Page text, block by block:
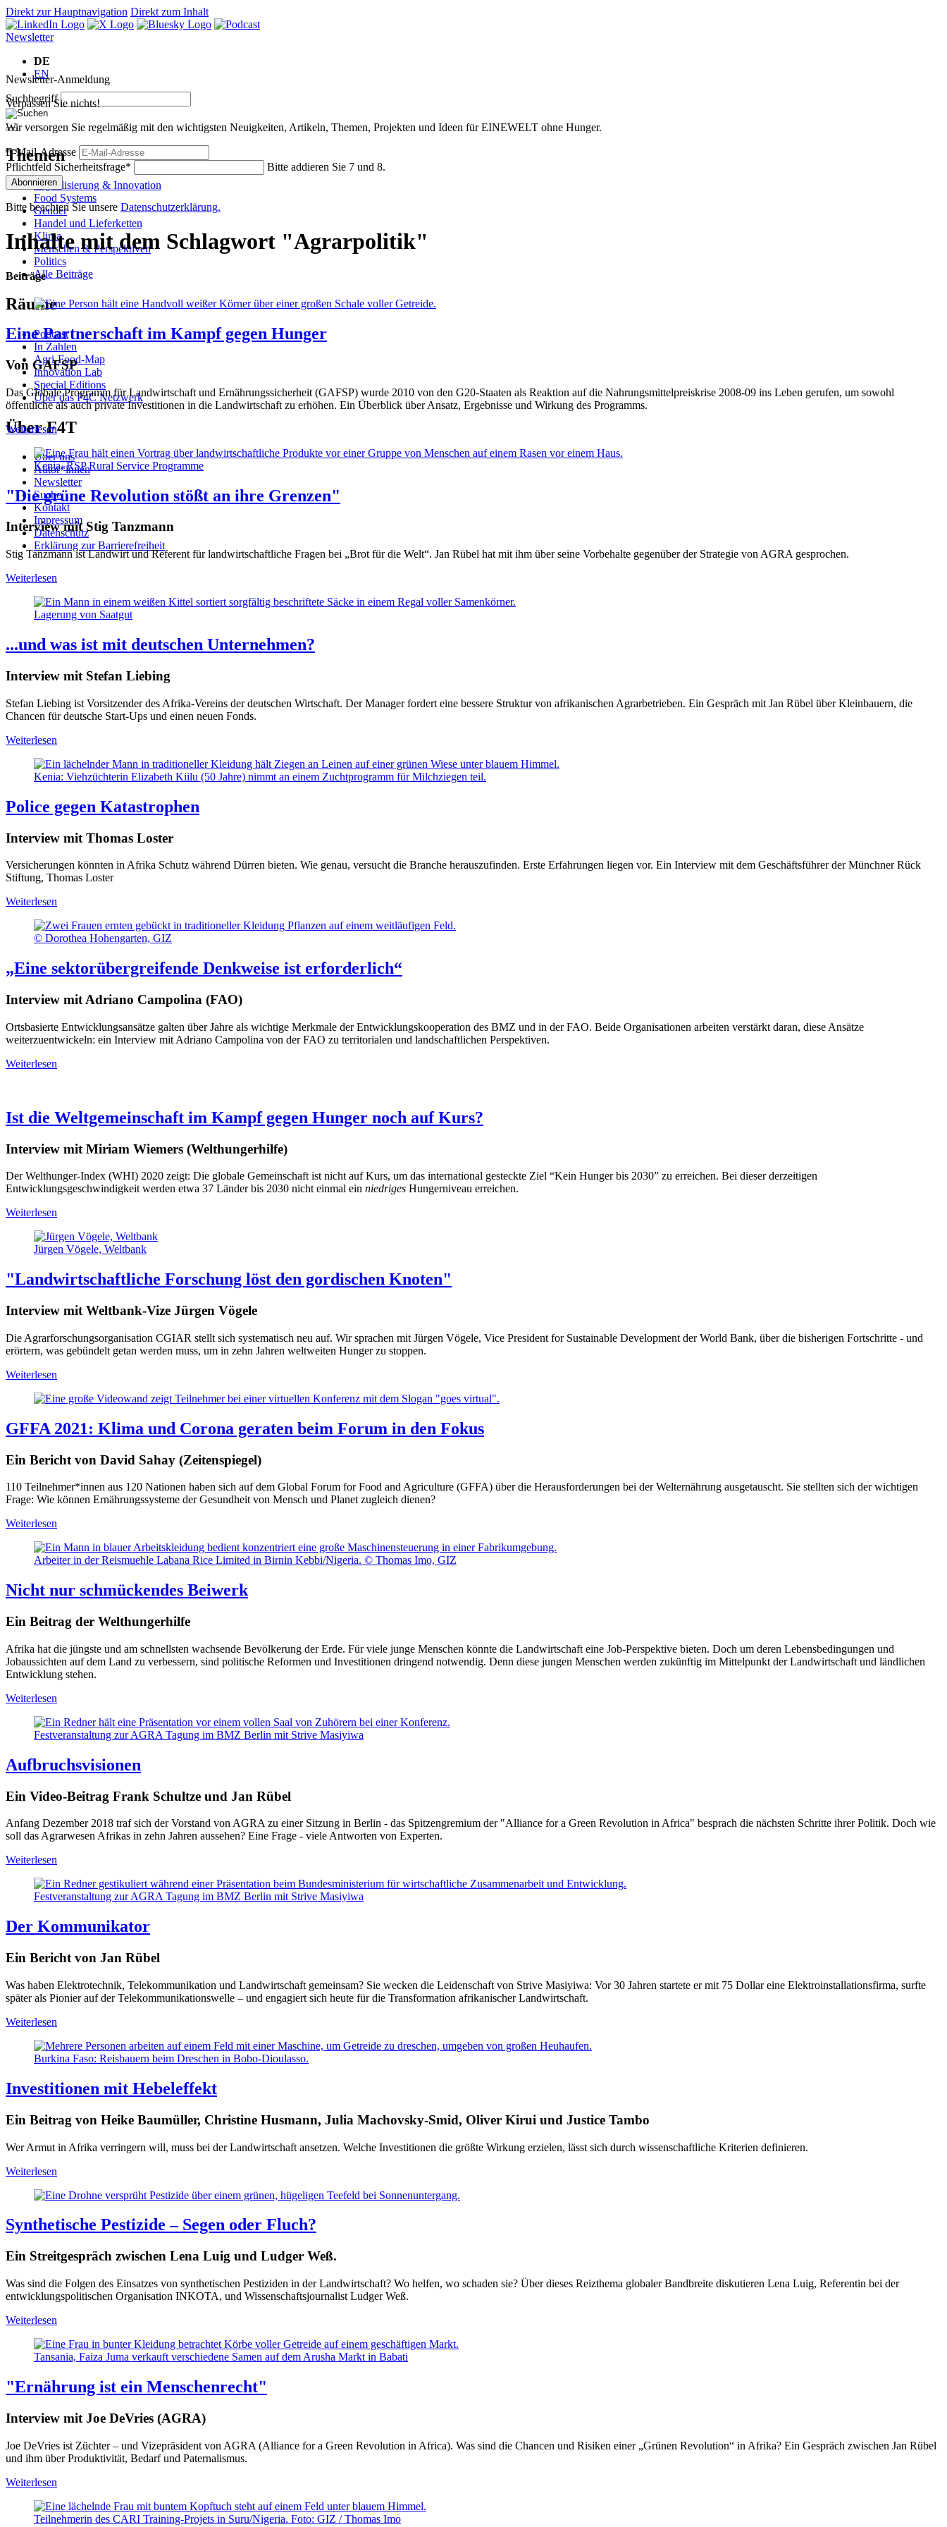
Direkt zur Hauptnavigation Direkt zum Inhalt
Newsletter
DE
EN
Suchbegriff
Themen
Digitalisierung & Innovation
Food Systems
Gender
Handel und Lieferketten
Klima
Menschen & Perspektiven
Politics
Alle Beiträge
Räume
Podcast
In Zahlen
Agri-Food-Map
Innovation Lab
Special Editions
Über das P4C Netzwerk
Über F4T
Über uns
Autor*innen
Newsletter
Suche
Kontakt
Impressum
Datenschutz
Erklärung zur Barrierefreiheit
Newsletter-Anmeldung
Verpassen Sie nichts!
Wir versorgen Sie regelmäßig mit den wichtigsten Neuigkeiten, Artikeln, Themen, Projekten und Ideen für EINEWELT ohne Hunger.
E-Mail-Adresse
Pflichtfeld Sicherheitsfrage* Bitte addieren Sie 7 und 8.
Abonnieren
Bitte beachten Sie unsere Datenschutzerklärung.
Inhalte mit dem Schlagwort "Agrarpolitik"
Beiträge
Eine Partnerschaft im Kampf gegen Hunger
Von GAFSP
Das Globale Programm für Landwirtschaft und Ernährungssicherheit (GAFSP) wurde 2010 von den G20-Staaten als Reaktion auf die Nahrungsmittelpreiskrise 2008-09 ins Leben gerufen, um sowohl
öffentliche als auch private Investitionen in die Landwirtschaft zu erhöhen. Ein Überblick über Ansatz, Ergebnisse und Wirkung des Programms.
Weiterlesen
Kenia, RSP Rural Service Programme
"Die grüne Revolution stößt an ihre Grenzen"
Interview mit Stig Tanzmann
Stig Tanzmann ist Landwirt und Referent für landwirtschaftliche Fragen bei „Brot für die Welt“. Jan Rübel hat mit ihm über seine Vorbehalte gegenüber der Strategie von AGRA gesprochen.
Weiterlesen
Lagerung von Saatgut
...und was ist mit deutschen Unternehmen?
Interview mit Stefan Liebing
Stefan Liebing ist Vorsitzender des Afrika-Vereins der deutschen Wirtschaft. Der Manager fordert eine bessere Struktur von afrikanischen Agrarbetrieben. Ein Gespräch mit Jan Rübel über Kleinbauern, die
Chancen für deutsche Start-Ups und einen neuen Fonds.
Weiterlesen
Kenia: Viehzüchterin Elizabeth Kiilu (50 Jahre) nimmt an einem Zuchtprogramm für Milchziegen teil.
Police gegen Katastrophen
Interview mit Thomas Loster
Versicherungen könnten in Afrika Schutz während Dürren bieten. Wie genau, versucht die Branche herauszufinden. Erste Erfahrungen liegen vor. Ein Interview mit dem Geschäftsführer der Münchner Rück
Stiftung, Thomas Loster
Weiterlesen
© Dorothea Hohengarten, GIZ
„Eine sektorübergreifende Denkweise ist erforderlich“
Interview mit Adriano Campolina (FAO)
Ortsbasierte Entwicklungsansätze galten über Jahre als wichtige Merkmale der Entwicklungskooperation des BMZ und in der FAO. Beide Organisationen arbeiten verstärkt daran, diese Ansätze
weiterzuentwickeln: ein Interview mit Adriano Campolina von der FAO zu territorialen und landschaftlichen Perspektiven.
Weiterlesen
Ist die Weltgemeinschaft im Kampf gegen Hunger noch auf Kurs?
Interview mit Miriam Wiemers (Welthungerhilfe)
Der Welthunger-Index (WHI) 2020 zeigt: Die globale Gemeinschaft ist nicht auf Kurs, um das international gesteckte Ziel “Kein Hunger bis 2030” zu erreichen. Bei dieser derzeitigen
Entwicklungsgeschwindigkeit werden etwa 37 Länder bis 2030 nicht einmal ein niedriges Hungerniveau erreichen.
Weiterlesen
Jürgen Vögele, Weltbank
"Landwirtschaftliche Forschung löst den gordischen Knoten"
Interview mit Weltbank-Vize Jürgen Vögele
Die Agrarforschungsorganisation CGIAR stellt sich systematisch neu auf. Wir sprachen mit Jürgen Vögele, Vice President for Sustainable Development der World Bank, über die bisherigen Fortschritte - und
erörtern, was gebündelt getan werden muss, um in zehn Jahren weltweiten Hunger zu stoppen.
Weiterlesen
GFFA 2021: Klima und Corona geraten beim Forum in den Fokus
Ein Bericht von David Sahay (Zeitenspiegel)
110 Teilnehmer*innen aus 120 Nationen haben sich auf dem Global Forum for Food and Agriculture (GFFA) über die Herausforderungen bei der Welternährung ausgetauscht. Sie stellten sich der wichtigen
Frage: Wie können Ernährungssysteme der Gesundheit von Mensch und Planet zugleich dienen?
Weiterlesen
Arbeiter in der Reismuehle Labana Rice Limited in Birnin Kebbi/Nigeria. © Thomas Imo, GIZ
Nicht nur schmückendes Beiwerk
Ein Beitrag der Welthungerhilfe
Afrika hat die jüngste und am schnellsten wachsende Bevölkerung der Erde. Für viele junge Menschen könnte die Landwirtschaft eine Job-Perspektive bieten. Doch um deren Lebensbedingungen und
Jobaussichten auf dem Land zu verbessern, sind politische Reformen und Investitionen dringend notwendig. Denn diese jungen Menschen werden zukünftig im Mittelpunkt der Landwirtschaft und ländlichen
Entwicklung stehen.
Weiterlesen
Festveranstaltung zur AGRA Tagung im BMZ Berlin mit Strive Masiyiwa
Aufbruchsvisionen
Ein Video-Beitrag Frank Schultze und Jan Rübel
Anfang Dezember 2018 traf sich der Vorstand von AGRA zu einer Sitzung in Berlin - das Spitzengremium der "Alliance for a Green Revolution in Africa" besprach die nächsten Schritte ihrer Politik. Doch wie
soll das Agrarwesen Afrikas in zehn Jahren aussehen? Eine Frage - viele Antworten von Experten.
Weiterlesen
Festveranstaltung zur AGRA Tagung im BMZ Berlin mit Strive Masiyiwa
Der Kommunikator
Ein Bericht von Jan Rübel
Was haben Elektrotechnik, Telekommunikation und Landwirtschaft gemeinsam? Sie wecken die Leidenschaft von Strive Masiyiwa: Vor 30 Jahren startete er mit 75 Dollar eine Elektroinstallationsfirma, surfte
später als Pionier auf der Telekommunikationswelle – und engagiert sich heute für die Transformation afrikanischer Landwirtschaft.
Weiterlesen
Burkina Faso: Reisbauern beim Dreschen in Bobo-Dioulasso.
Investitionen mit Hebeleffekt
Ein Beitrag von Heike Baumüller, Christine Husmann, Julia Machovsky-Smid, Oliver Kirui und Justice Tambo
Wer Armut in Afrika verringern will, muss bei der Landwirtschaft ansetzen. Welche Investitionen die größte Wirkung erzielen, lässt sich durch wissenschaftliche Kriterien definieren.
Weiterlesen
Synthetische Pestizide – Segen oder Fluch?
Ein Streitgespräch zwischen Lena Luig und Ludger Weß.
Was sind die Folgen des Einsatzes von synthetischen Pestiziden in der Landwirtschaft? Wo helfen, wo schaden sie? Über dieses Reizthema globaler Bandbreite diskutieren Lena Luig, Referentin bei der
entwicklungspolitischen Organisation INKOTA, und Wissenschaftsjournalist Ludger Weß.
Weiterlesen
Tansania, Faiza Juma verkauft verschiedene Samen auf dem Arusha Markt in Babati
"Ernährung ist ein Menschenrecht"
Interview mit Joe DeVries (AGRA)
Joe DeVries ist Züchter – und Vizepräsident von AGRA (Alliance for a Green Revolution in Africa). Was sind die Chancen und Risiken einer „Grünen Revolution“ in Afrika? Ein Gespräch zwischen Jan Rübel
und ihm über Produktivität, Bedarf und Paternalismus.
Weiterlesen
Teilnehmerin des CARI Training-Projets in Suru/Nigeria. Foto: GIZ / Thomas Imo